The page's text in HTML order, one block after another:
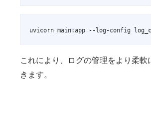
uvicorn main:app --log-config
これにより、ログの管理をより柔軟
きます。